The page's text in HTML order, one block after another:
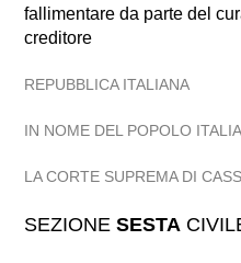
fallimentare da parte del
creditore
REPUBBLICA ITALIANA
IN NOME DEL POPOLO
LA CORTE SUPREMA DI
SEZIONESESTA